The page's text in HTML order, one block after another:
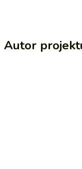
Autor